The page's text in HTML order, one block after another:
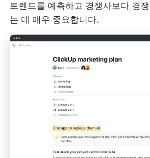
트렌드를 예측하고 경쟁사보다 경
는 데 매우 중요합니다.